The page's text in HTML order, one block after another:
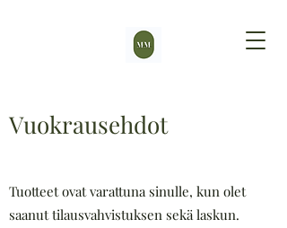
Vuokrausehdot
Tuotteet ovat varattuna sinulle, kun olet
saanut tilausvahvistuksen sekä laskun.